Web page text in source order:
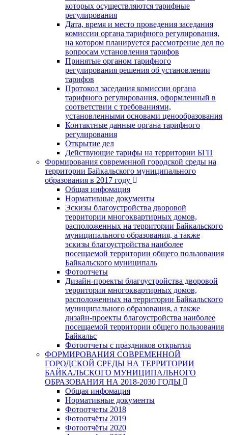
которых осуществляются тарифные
регулирования
Дата, время и место проведения заседания
комиссии органа тарифного регулирования,
на котором планируется рассмотрение дел по
вопросам установления тарифов
Принятые органом тарифного
регулирования решения об установлении
тарифов
Протокол заседания комиссии органа
тарифного регулирования, оформленный в
соответствии с требованиями,
установленными основами ценообразования
Контактные данные органа тарифного
регулирования
Открытие дел
Действующие тарифы на территории БГП
Формирования современной городской среды на
территории Байкальского муниципального
образования в 2017 году
Общая инфомация
Нормативные документы
Эскизы благоустройства дворовой
территории многоквартирных домов,
расположенных на территории Байкальского
муниципального образования, а также
эскизы благоустройства наиболее
посещаемой территории общего пользования
Байкальского муниципаль
Фотоотчеты
Дизайн-проекты благоустройства дворовой
территории многоквартирных домов,
расположенных на территории Байкальского
муниципального образования, а также
дизайн-проекты благоустройства наиболее
посещаемой территории общего пользования
Байкальс
Фотоотчеты с праздников открытия
ФОРМИРОВАНИЯ СОВРЕМЕННОЙ
ГОРОДСКОЙ СРЕДЫ НА ТЕРРИТОРИИ
БАЙКАЛЬСКОГО МУНИЦИПАЛЬНОГО
ОБРАЗОВАНИЯ НА 2018-2030 ГОДЫ
Общая инфомация
Нормативные документы
Фотоотчеты 2018
Фотоотчёты 2019
Фотоотчёты 2020